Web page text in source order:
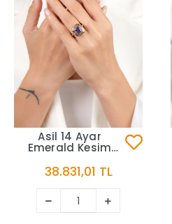
Asil 14 Ayar
Emerald Kesim
Altın Yüzük YZK3725
38.831,01 TL